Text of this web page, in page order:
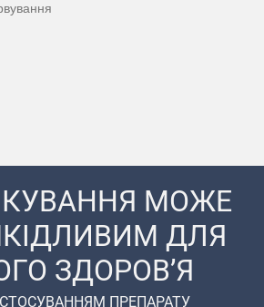
МОЖЕ
ДЛЯ
ЗДОРОВ’Я
ПРЕПАРАТУ